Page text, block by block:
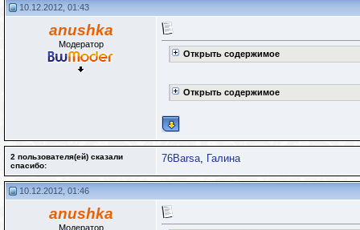
10.12.2012, 01:43
anushka
Модератор
Открыть содержимое
Открыть содержимое
2 пользователя(ей) сказали
cпасибо:
76Barsa, Галина
10.12.2012, 01:46
anushka
Модератор